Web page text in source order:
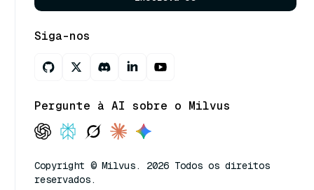
Siga-nos
Pergunte à AI sobre o Milvus
Copyright © Milvus. 2026 Todos os direitos
reservados.